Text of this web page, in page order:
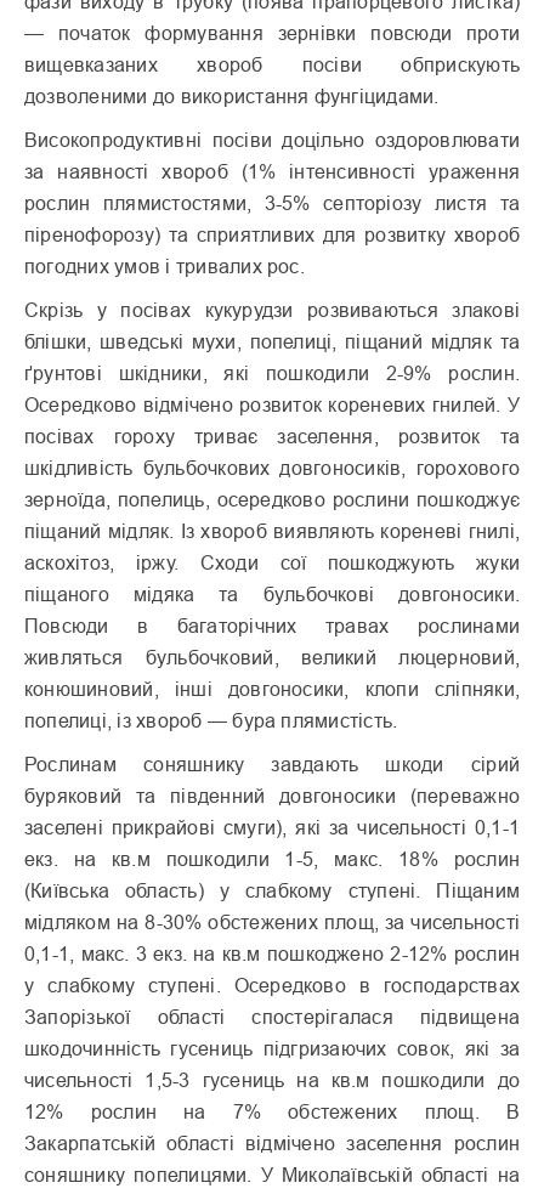
— початок формування зернівки повсюди проти
вищевказаних хвороб посіви обприскують
дозволеними до використання фунгіцидами.
Високопродуктивні посіви доцільно оздоровлювати
за наявності хвороб (1% інтенсивності ураження
рослин плямистостями, 3-5% септоріозу листя та
піренофорозу) та сприятливих для розвитку хвороб
погодних умов і тривалих рос.
Скрізь у посівах кукурудзи розвиваються злакові
блішки, шведські мухи, попелиці, піщаний мідляк та
ґрунтові шкідники, які пошкодили 2-9% рослин.
Осередково відмічено розвиток кореневих гнилей. У
посівах гороху триває заселення, розвиток та
шкідливість бульбочкових довгоносиків, горохового
зерноїда, попелиць, осередково рослини пошкоджує
піщаний мідляк. Із хвороб виявляють кореневі гнилі,
аскохітоз, іржу. Сходи сої пошкоджують жуки
піщаного мідяка та бульбочкові довгоносики.
Повсюди в багаторічних травах рослинами
живляться бульбочковий, великий люцерновий,
конюшиновий, інші довгоносики, клопи сліпняки,
попелиці, із хвороб — бура плямистість.
Рослинам соняшнику завдають шкоди cірий
буряковий та південний довгоносики (переважно
заселені прикрайові смуги), які за чисельності 0,1-1
екз. на кв.м пошкодили 1-5, макс. 18% рослин
(Київська область) у слабкому ступені. Піщаним
мідляком на 8-30% обстежених площ, за чисельності
0,1-1, макс. 3 екз. на кв.м пошкоджено 2-12% рослин
у слабкому ступені. Осередково в господарствах
Запорізької області спостерігалася підвищена
шкодочинність гусениць підгризаючих совок, які за
чисельності 1,5-3 гусениць на кв.м пошкодили до
12% рослин на 7% обстежених площ. В
Закарпатській області відмічено заселення рослин
соняшнику попелицями. У Миколаївській області на